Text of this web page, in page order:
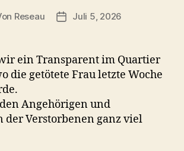
Reseau Veröffentlichungsdatum
Juli 5, 2026
ein Transparent im Quartier
die getötete Frau letzte Woche
Angehörigen und
Verstorbenen ganz viel